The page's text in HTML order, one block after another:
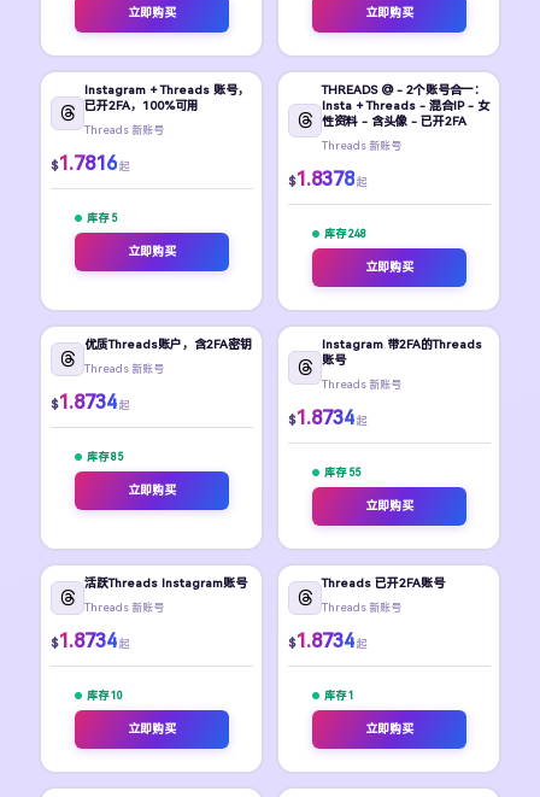
立即购买 立即购买
Instagram + Threads 账号，
已开2FA，100%可用
Threads 新账号
$1.7816 起
库存 5
立即购买
THREADS @ - 2个账号合一：
Insta + Threads - 混合IP - 女
性资料 - 含头像 - 已开2FA
Threads 新账号
$1.8378 起
库存 248
立即购买
优质Threads账户，含2FA密钥
Threads 新账号
$1.8734 起
库存 85
立即购买
Instagram 带2FA的Threads
账号
Threads 新账号
$1.8734 起
库存 55
立即购买
活跃Threads Instagram账号
Threads 新账号
$1.8734 起
库存 10
立即购买
Threads 已开2FA账号
Threads 新账号
$1.8734 起
库存 1
立即购买